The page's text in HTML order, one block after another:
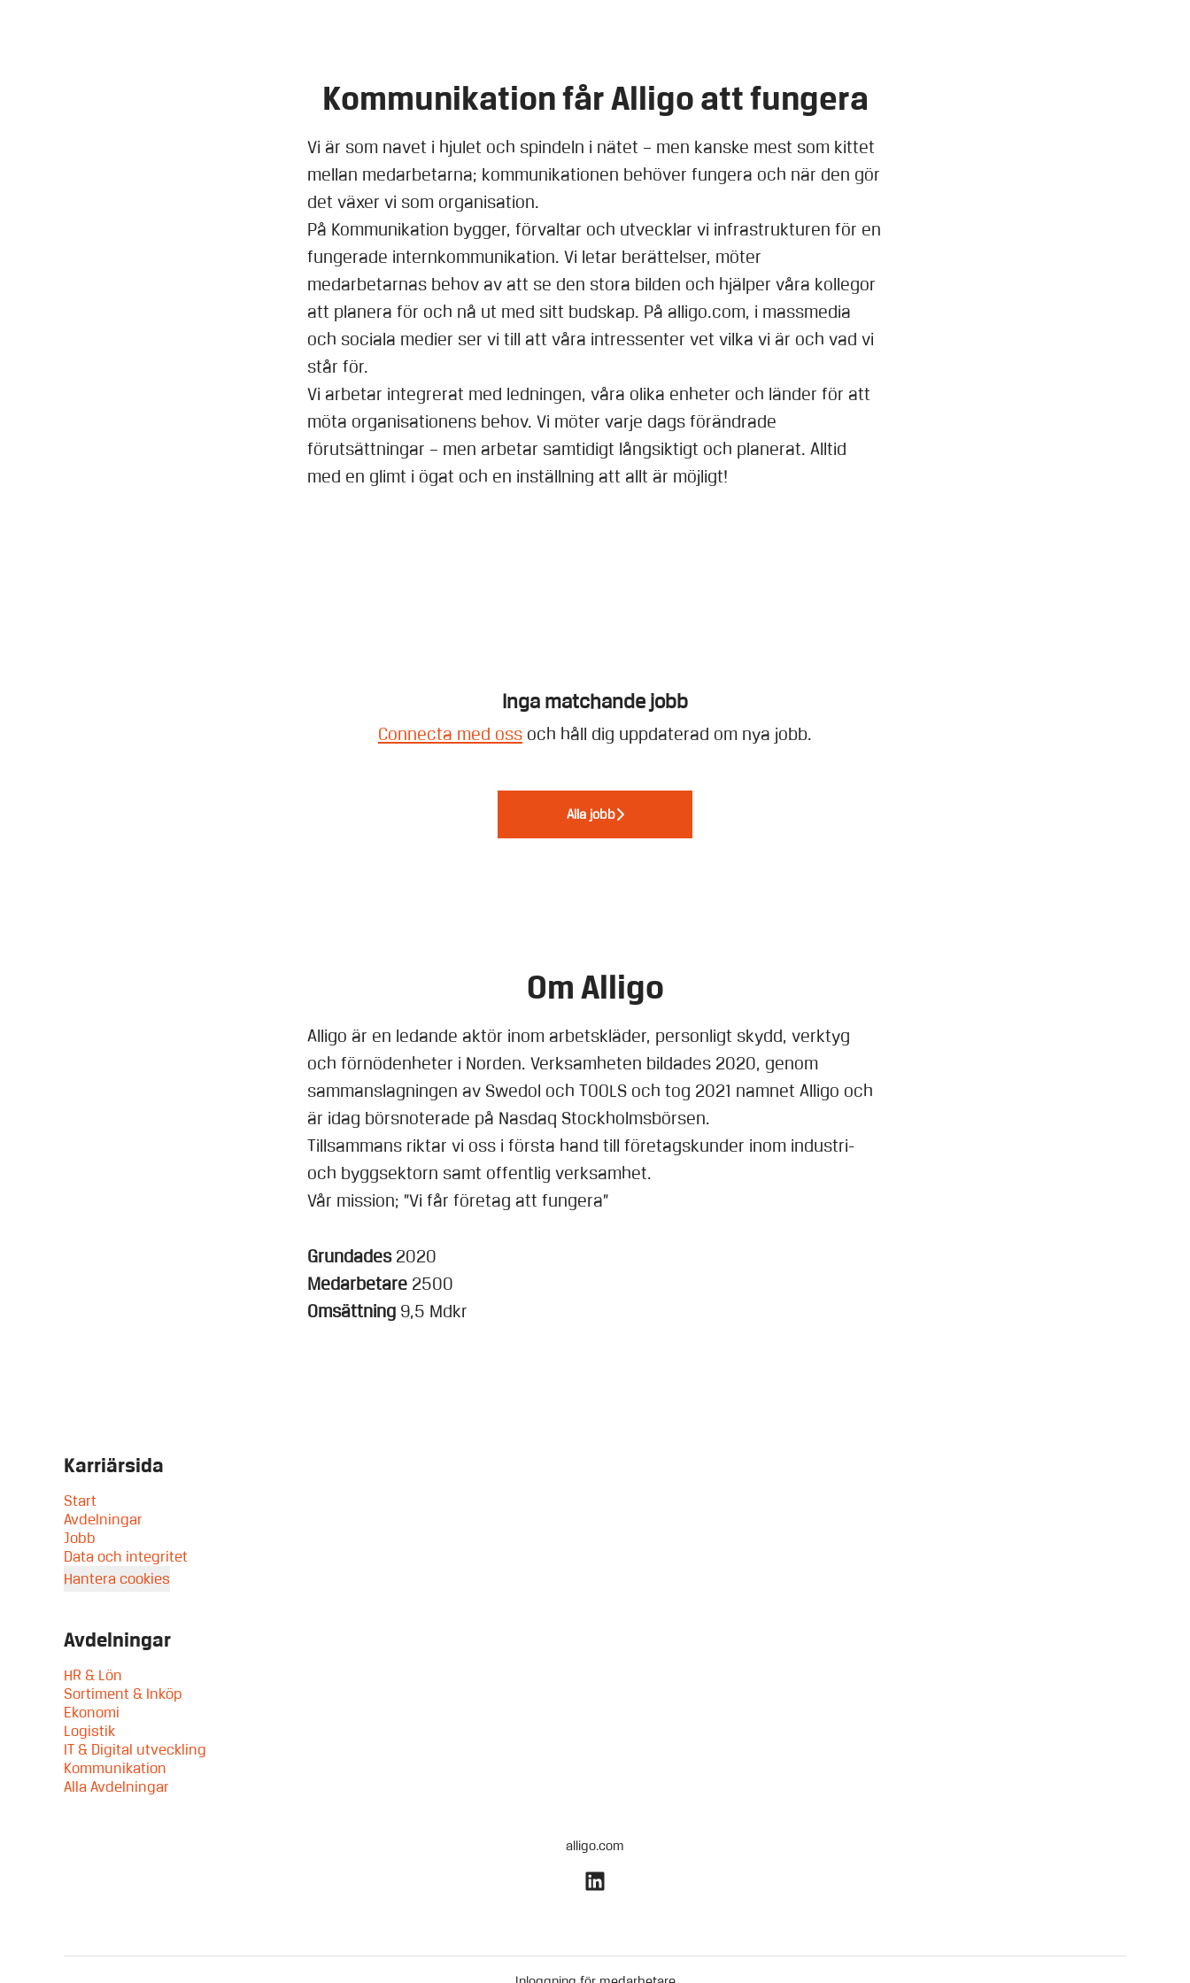
Kommunikation får Alligo att fungera
Vi är som navet i hjulet och spindeln i nätet – men kanske mest som kittet
mellan medarbetarna; kommunikationen behöver fungera och när den gör
det växer vi som organisation.
På Kommunikation bygger, förvaltar och utvecklar vi infrastrukturen för en
fungerade internkommunikation. Vi letar berättelser, möter
medarbetarnas behov av att se den stora bilden och hjälper våra kollegor
att planera för och nå ut med sitt budskap. På alligo.com, i massmedia
och sociala medier ser vi till att våra intressenter vet vilka vi är och vad vi
står för.
Vi arbetar integrerat med ledningen, våra olika enheter och länder för att
möta organisationens behov. Vi möter varje dags förändrade
förutsättningar – men arbetar samtidigt långsiktigt och planerat. Alltid
med en glimt i ögat och en inställning att allt är möjligt!
Inga matchande jobb
Connecta med oss och håll dig uppdaterad om nya jobb.
Alla jobb
Om Alligo
Alligo är en ledande aktör inom arbetskläder, personligt skydd, verktyg
och förnödenheter i Norden. Verksamheten bildades 2020, genom
sammanslagningen av Swedol och TOOLS och tog 2021 namnet Alligo och
är idag börsnoterade på Nasdaq Stockholmsbörsen.
Tillsammans riktar vi oss i första hand till företagskunder inom industri-
och byggsektorn samt offentlig verksamhet.
Vår mission; ”Vi får företag att fungera”
Grundades 2020
Medarbetare 2500
Omsättning 9,5 Mdkr
Karriärsida
Start
Avdelningar
Jobb
Data och integritet
Hantera cookies
Avdelningar
HR & Lön
Sortiment & Inköp
Ekonomi
Logistik
IT & Digital utveckling
Kommunikation
Alla Avdelningar
alligo.com